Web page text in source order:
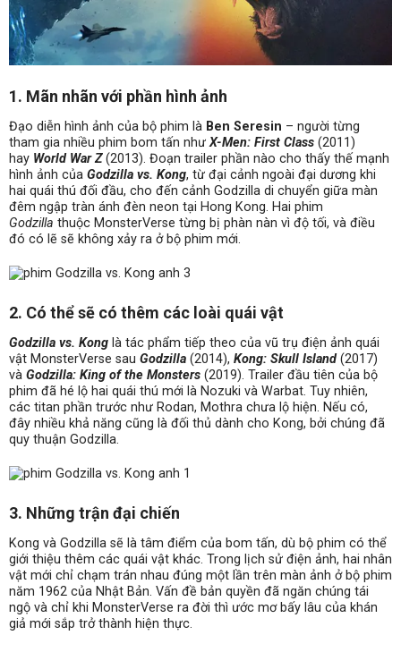
1. Mãn nhãn với phần hình ảnh
Đạo diễn hình ảnh của bộ phim là Ben Seresin – người từng
tham gia nhiều phim bom tấn nhưX-Men: First Class (2011)
hay World War Z (2013). Đoạn trailer phần nào cho thấy thế mạnh
hình ảnh của Godzilla vs. Kong, từ đại cảnh ngoài đại dương khi
hai quái thú đối đầu, cho đến cảnh Godzilla di chuyển giữa màn
đêm ngập tràn ánh đèn neon tại Hong Kong. Hai phim
Godzilla thuộc MonsterVerse từng bị phàn nàn vì độ tối, và điều
đó có lẽ sẽ không xảy ra ở bộ phim mới.
2. Có thể sẽ có thêm các loài quái vật
Godzilla vs. Kong là tác phẩm tiếp theo của vũ trụ điện ảnh quái
vật MonsterVerse sau Godzilla (2014), Kong: Skull Island (2017)
và Godzilla: King of the Monsters (2019). Trailer đầu tiên của bộ
phim đã hé lộ hai quái thú mới là Nozuki và Warbat. Tuy nhiên,
các titan phần trước như Rodan, Mothra chưa lộ hiện. Nếu có,
đây nhiều khả năng cũng là đối thủ dành cho Kong, bởi chúng đã
quy thuận Godzilla.
3. Những trận đại chiến
Kong và Godzilla sẽ là tâm điểm của bom tấn, dù bộ phim có thể
giới thiệu thêm các quái vật khác. Trong lịch sử điện ảnh, hai nhân
vật mới chỉ chạm trán nhau đúng một lần trên màn ảnh ở bộ phim
năm 1962 của Nhật Bản. Vấn đề bản quyền đã ngăn chúng tái
ngộ và chỉ khi MonsterVerse ra đời thì ước mơ bấy lâu của khán
giả mới sắp trở thành hiện thực.